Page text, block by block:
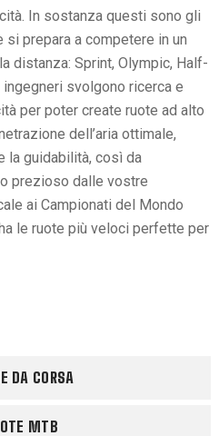
In sostanza questi sono gli
prepara a competere in un
distanza: Sprint, Olympic, Half-
svolgono ricerca e
per poter create ruote ad alto
dell’aria ottimale,
la guidabilità, così da
prezioso dalle vostre
ai Campionati del Mondo
le ruote più veloci perfette per
DA CORSA
MTB